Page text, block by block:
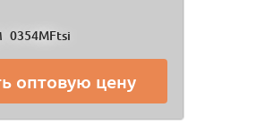
0354MFtsi
оптовую цену